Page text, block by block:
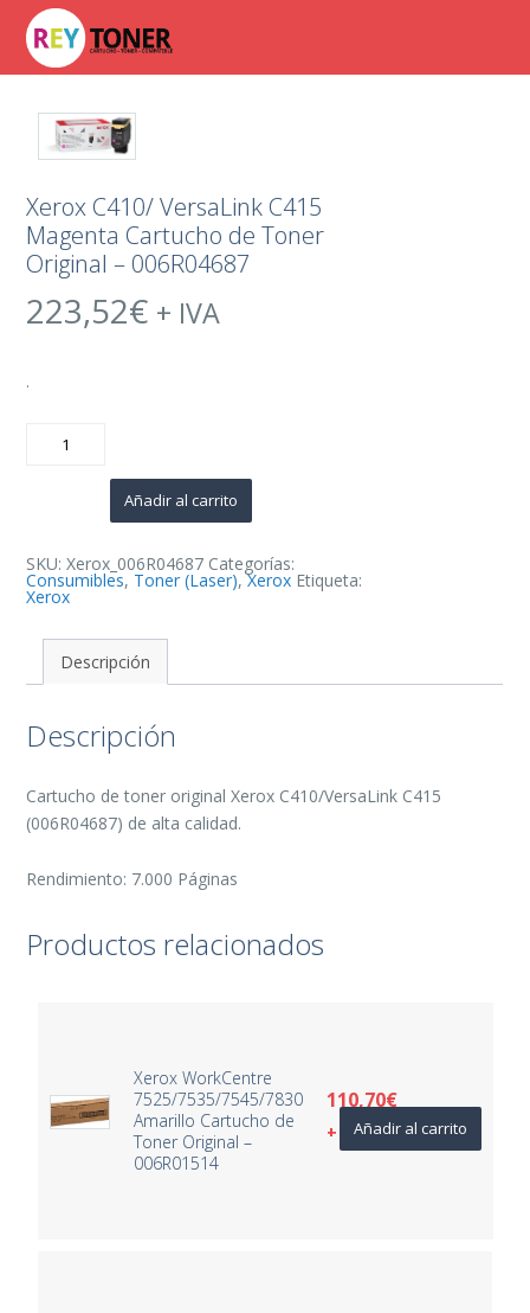
Xerox C410/ VersaLink C415
Magenta Cartucho de Toner
Original – 006R04687
223,52€ + IVA
.
C410/
Original
-
006R04687
Añadir al carrito
SKU:Xerox_006R04687 Categorías:
Consumibles, Toner (Laser),Xerox Etiqueta:
Xerox
Descripción
Descripción
Cartucho de toner original Xerox C410/VersaLink C415
(006R04687) de alta calidad.
Rendimiento: 7.000 Páginas
Productos relacionados
Xerox WorkCentre
7525/7535/7545/7830
Amarillo Cartucho de
Toner Original –
006R01514
110,70€
+ IVAAñadir al carrito